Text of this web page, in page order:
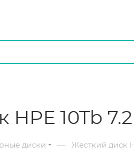
10Tb
диски — Жесткий диск